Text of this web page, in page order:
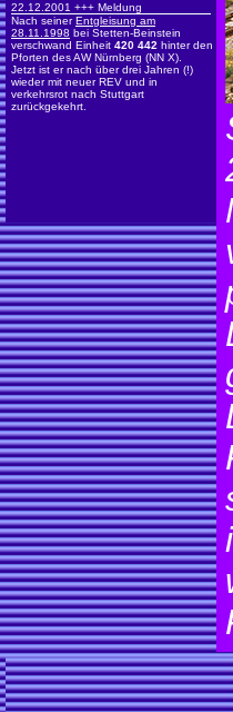
22.12.2001 +++ Meldung
Nach seinerEntgleisung am
28.11.1998 bei Stetten-Beinstein
verschwand Einheit 420 442 hinter den
Pforten des AW Nürnberg (NN X).
Jetzt ist er nach über drei Jahren (!)
wieder mit neuer REV und in
verkehrsrot nach Stuttgart
zurückgekehrt.